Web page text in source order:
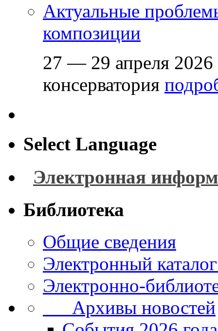
Актуальные
композиции
27 — 29 апреля 2026
консерватория
Select Language
Электронная
Библиотека
Общие сведения
Электронный
Электронно-
Архивы новостей